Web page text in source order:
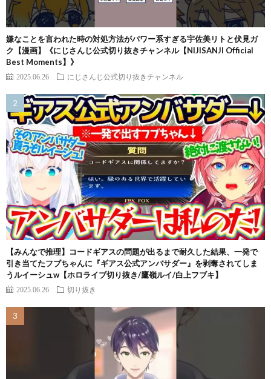
嫌なことを言われた時の対処方法がパワー系すぎる宇佐美リトと伏見ガ
ク【漫画】《にじさんじ公式切り抜きチャンネル【NIJISANJI Official
Best Moments】》
2025.06.26 にじさんじ公式切り抜きチャンネル
【みんなで推理】コードギアスの問題が出るまで耐久した結果、一発で
引き当てたフブちゃんに『ギアス公式アンバサダー』を剥奪されてしま
うルイーシュw【ホロライブ切り抜き/鷹嶺ルイ/白上フブキ】
2025.06.26 切り抜き